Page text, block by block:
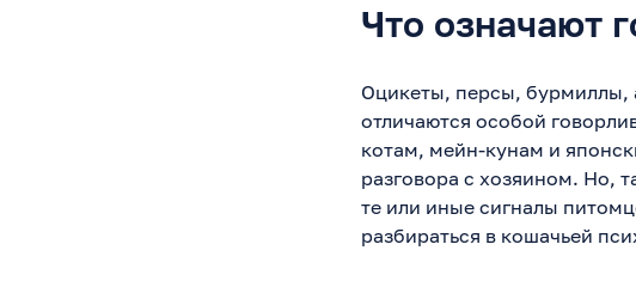
Что означают
Оцикеты, персы, бурмиллы,
отличаются особой
котам, мейн-кунам и
разговора с хозяином. Но,
те или иные сигналы
разбираться в кошачьей